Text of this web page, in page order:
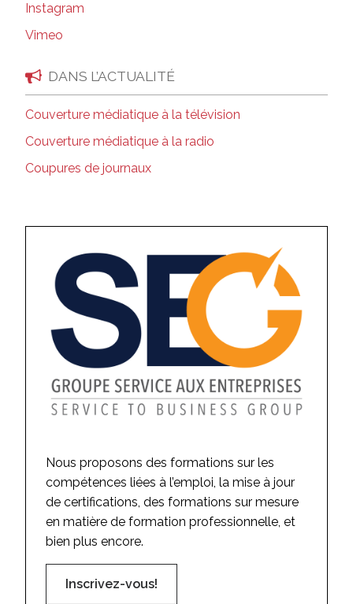
Instagram
Vimeo
DANS L’ACTUALITÉ
Couverture médiatique à la télévision
Couverture médiatique à la radio
Coupures de journaux
Nous proposons des formations sur les
compétences liées à l’emploi, la mise à jour
de certifications, des formations sur mesure
en matière de formation professionnelle, et
bien plus encore.
Inscrivez-vous!